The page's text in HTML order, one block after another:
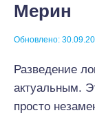
Мерин
Обновлено:
Разведение
актуальным.
просто